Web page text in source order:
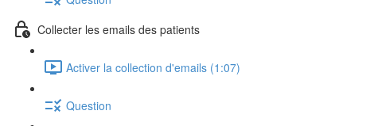
Collecter les emails des patients
Activer la collection d'emails (1:07)
Question